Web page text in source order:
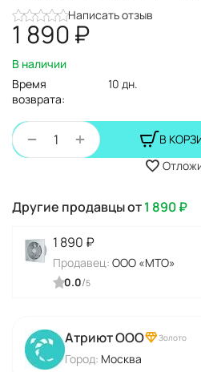
Написать отзыв
1 890₽
В наличии
Время
возврата:
10 дн.
+
−
В
Другие продавцы от1 890₽
1 890 ₽
Продавец: ООО «МТО»
0.0/5
Атриют ООО Золото
Город: Москва